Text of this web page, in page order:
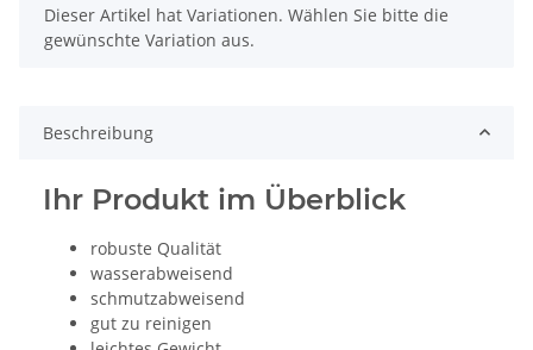
x
Dieser Artikel hat Variationen. Wählen Sie bitte die
gewünschte Variation aus.
Beschreibung
Ihr Produkt im Überblick
robuste Qualität
wasserabweisend
schmutzabweisend
gut zu reinigen